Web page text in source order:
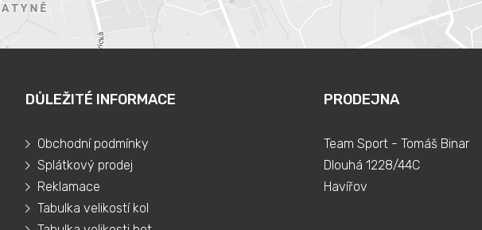
DŮLEŽITÉ INFORMACE
Obchodní podmínky
Splátkový prodej
Reklamace
Tabulka velikostí kol
PRODEJNA
Team Sport - Tomáš Binar
Dlouhá 1228/44C
Havířov